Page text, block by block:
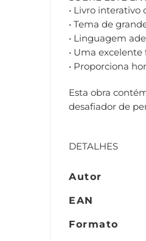
• Livro
• Tema de
• Linguagem
• Uma
• Proporciona
Esta obra
desafiador de
DETALHES
Autor
EAN
Formato